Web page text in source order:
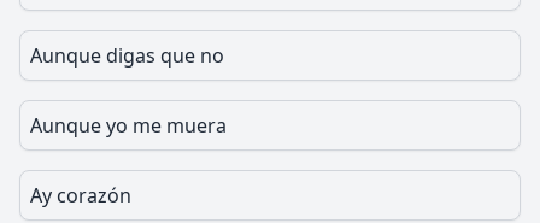
Aunque digas que no
Aunque yo me muera
Ay corazón